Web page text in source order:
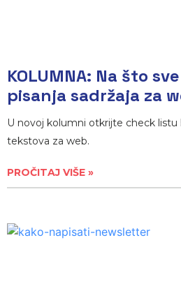
KOLUMNA: Na što
pisanja sadržaja za
U novoj kolumni otkrijte check
tekstova za web.
PROČITAJ VIŠE »